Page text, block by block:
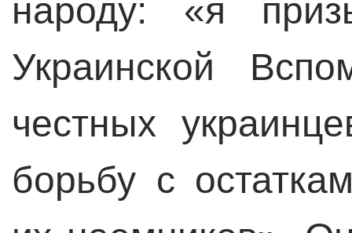
народу: «я
Украинской
честных
борьбу с